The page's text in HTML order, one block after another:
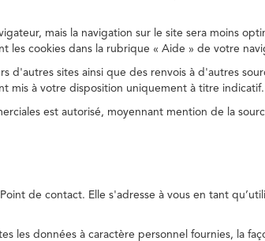
mais la navigation sur le site sera moins
les cookies dans la rubrique « Aide » de votre
d'autres sites ainsi que des renvois à d'autres
mis à votre disposition uniquement à titre indicatif.
est autorisé, moyennant mention de la
de contact. Elle s'adresse à vous en tant
les données à caractère personnel fournies, la